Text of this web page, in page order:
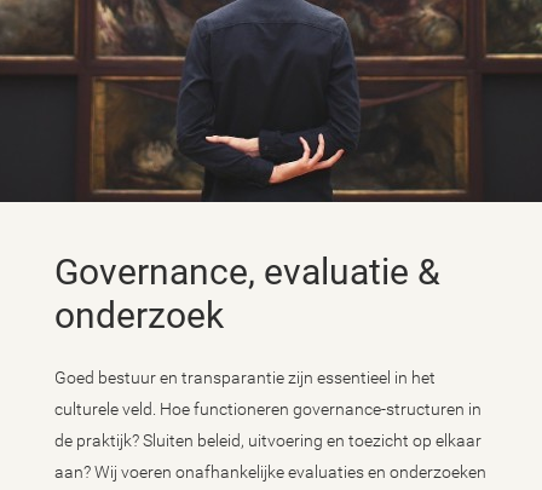
Governance, evaluatie &
onderzoek
Goed bestuur en transparantie zijn essentieel in het
culturele veld. Hoe functioneren governance-structuren in
de praktijk? Sluiten beleid, uitvoering en toezicht op elkaar
aan? Wij voeren onafhankelijke evaluaties en onderzoeken